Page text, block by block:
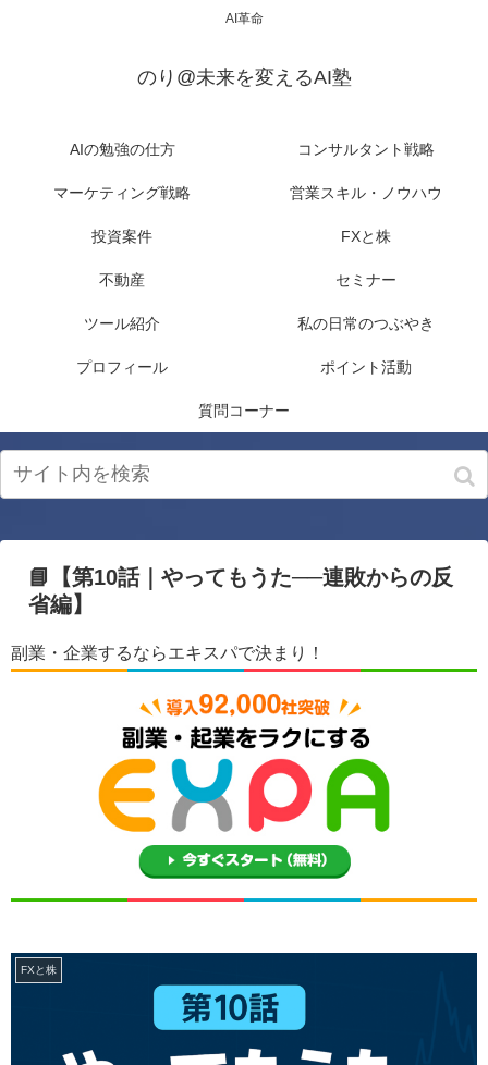
AI革命
のり@未来を変えるAI塾
AIの勉強の仕方 コンサルタント戦略
マーケティング戦略 営業スキル・ノウハウ
投資案件 FXと株
不動産 セミナー
ツール紹介 私の日常のつぶやき
プロフィール ポイント活動
質問コーナー
📘【第10話｜やってもうた──連敗からの反
省編】
副業・企業するならエキスパで決まり！
FXと株